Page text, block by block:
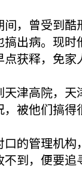
，曾受到
出病。现
获释，免家
津高院，
被他们搞得
的管理机
到，便要追